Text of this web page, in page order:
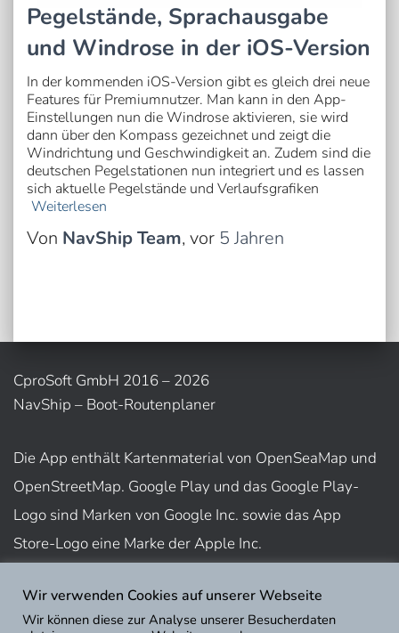
Pegelstände, Sprachausgabe
und Windrose in der iOS-Version
In der kommenden iOS-Version gibt es gleich drei neue
Features für Premiumnutzer. Man kann in den App-
Einstellungen nun die Windrose aktivieren, sie wird
dann über den Kompass gezeichnet und zeigt die
Windrichtung und Geschwindigkeit an. Zudem sind die
deutschen Pegelstationen nun integriert und es lassen
sich aktuelle Pegelstände und Verlaufsgrafiken
Weiterlesen
Von NavShip Team, vor 5 Jahren
CproSoft GmbH 2016 – 2026
NavShip – Boot-Routenplaner
Die App enthält Kartenmaterial von OpenSeaMap und
OpenStreetMap. Google Play und das Google Play-
Logo sind Marken von Google Inc. sowie das App
Store-Logo eine Marke der Apple Inc.
Nutzungsbedingungen
Impressum
Wir verwenden Cookies auf unserer Webseite
Wir können diese zur Analyse unserer Besucherdaten